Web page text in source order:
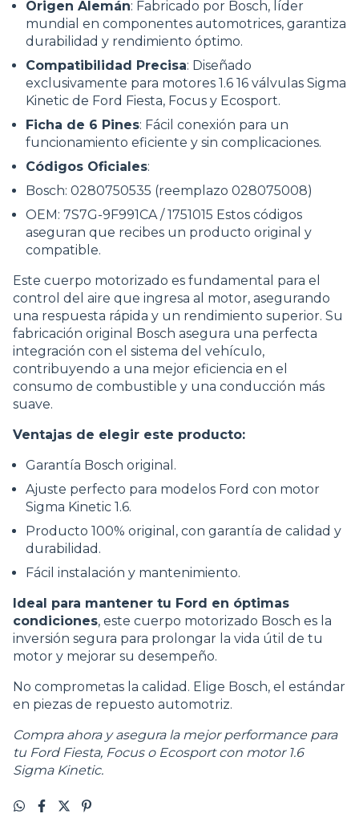
Origen Alemán: Fabricado por Bosch, líder
mundial en componentes automotrices, garantiza
durabilidad y rendimiento óptimo.
Compatibilidad Precisa: Diseñado
exclusivamente para motores 1.6 16 válvulas Sigma
Kinetic de Ford Fiesta, Focus y Ecosport.
Ficha de 6 Pines: Fácil conexión para un
funcionamiento eficiente y sin complicaciones.
Códigos Oficiales:
Bosch: 0280750535 (reemplazo 028075008)
OEM: 7S7G-9F991CA / 1751015 Estos códigos
aseguran que recibes un producto original y
compatible.
Este cuerpo motorizado es fundamental para el
control del aire que ingresa al motor, asegurando
una respuesta rápida y un rendimiento superior. Su
fabricación original Bosch asegura una perfecta
integración con el sistema del vehículo,
contribuyendo a una mejor eficiencia en el
consumo de combustible y una conducción más
suave.
Ventajas de elegir este producto:
Garantía Bosch original.
Ajuste perfecto para modelos Ford con motor
Sigma Kinetic 1.6.
Producto 100% original, con garantía de calidad y
durabilidad.
Fácil instalación y mantenimiento.
Ideal para mantener tu Ford en óptimas
condiciones, este cuerpo motorizado Bosch es la
inversión segura para prolongar la vida útil de tu
motor y mejorar su desempeño.
No comprometas la calidad. Elige Bosch, el estándar
en piezas de repuesto automotriz.
Compra ahora y asegura la mejor performance para
tu Ford Fiesta, Focus o Ecosport con motor 1.6
Sigma Kinetic.